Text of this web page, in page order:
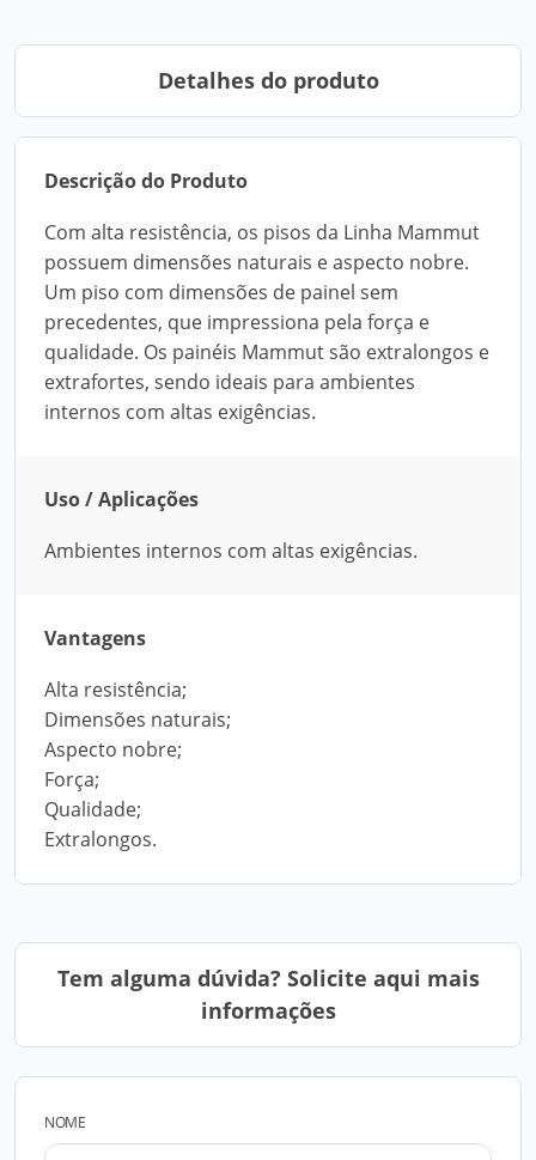
Detalhes do produto
Descrição do Produto
Com alta resistência, os pisos da Linha Mammut
possuem dimensões naturais e aspecto nobre.
Um piso com dimensões de painel sem
precedentes, que impressiona pela força e
qualidade. Os painéis Mammut são extralongos e
extrafortes, sendo ideais para ambientes
internos com altas exigências.
Uso / Aplicações
Ambientes internos com altas exigências.
Vantagens
Alta resistência;
Dimensões naturais;
Aspecto nobre;
Força;
Qualidade;
Extralongos.
Tem alguma dúvida? Solicite aqui mais
informações
NOME